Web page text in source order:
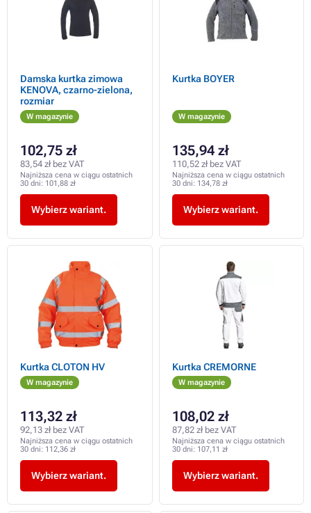
Damska kurtka zimowa
KENOVA, czarno-zielona,
rozmiar
W magazynie
102,75 zł
83,54 zł bez VAT
Najniższa cena w ciągu ostatnich
30 dni: 101,88 zł
Wybierz wariant.
Kurtka BOYER
W magazynie
135,94 zł
110,52 zł bez VAT
Najniższa cena w ciągu ostatnich
30 dni: 134,78 zł
Wybierz wariant.
Kurtka CLOTON HV
W magazynie
113,32 zł
92,13 zł bez VAT
Najniższa cena w ciągu ostatnich
30 dni: 112,36 zł
Wybierz wariant.
Kurtka CREMORNE
W magazynie
108,02 zł
87,82 zł bez VAT
Najniższa cena w ciągu ostatnich
30 dni: 107,11 zł
Wybierz wariant.